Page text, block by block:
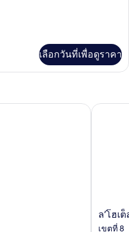
เลือกวันที่เพื่อดูราคา
ล’โฮเต็ล
ล’โฮเ
เขตที่ 8
ล’โฮเต็